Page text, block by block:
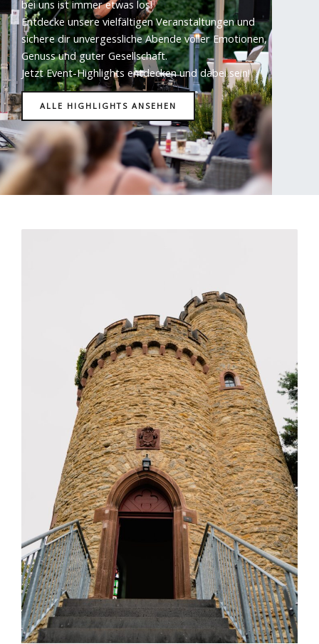
bei uns ist immer etwas los!
Entdecke unsere vielfältigen Veranstaltungen und
sichere dir unvergessliche Abende voller Emotionen,
Genuss und guter Gesellschaft.
Jetzt Event-Highlights entdecken und dabei sein!
ALLE HIGHLIGHTS ANSEHEN